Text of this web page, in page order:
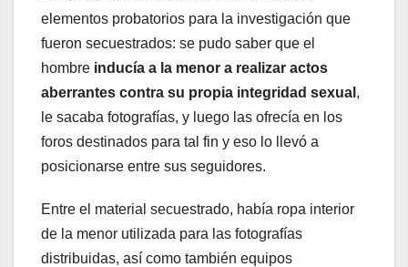
elementos probatorios para la investigación que
fueron secuestrados: se pudo saber que el
hombre inducía a la menor a realizar actos
aberrantes contra su propia integridad sexual ,
le sacaba fotografías, y luego las ofrecía en los
foros destinados para tal fin y eso lo llevó a
posicionarse entre sus seguidores.
Entre el material secuestrado, había ropa interior
de la menor utilizada para las fotografías
distribuidas, así como también equipos